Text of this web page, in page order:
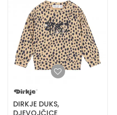
DIRKJE DUKS,
DJEVOJČICE